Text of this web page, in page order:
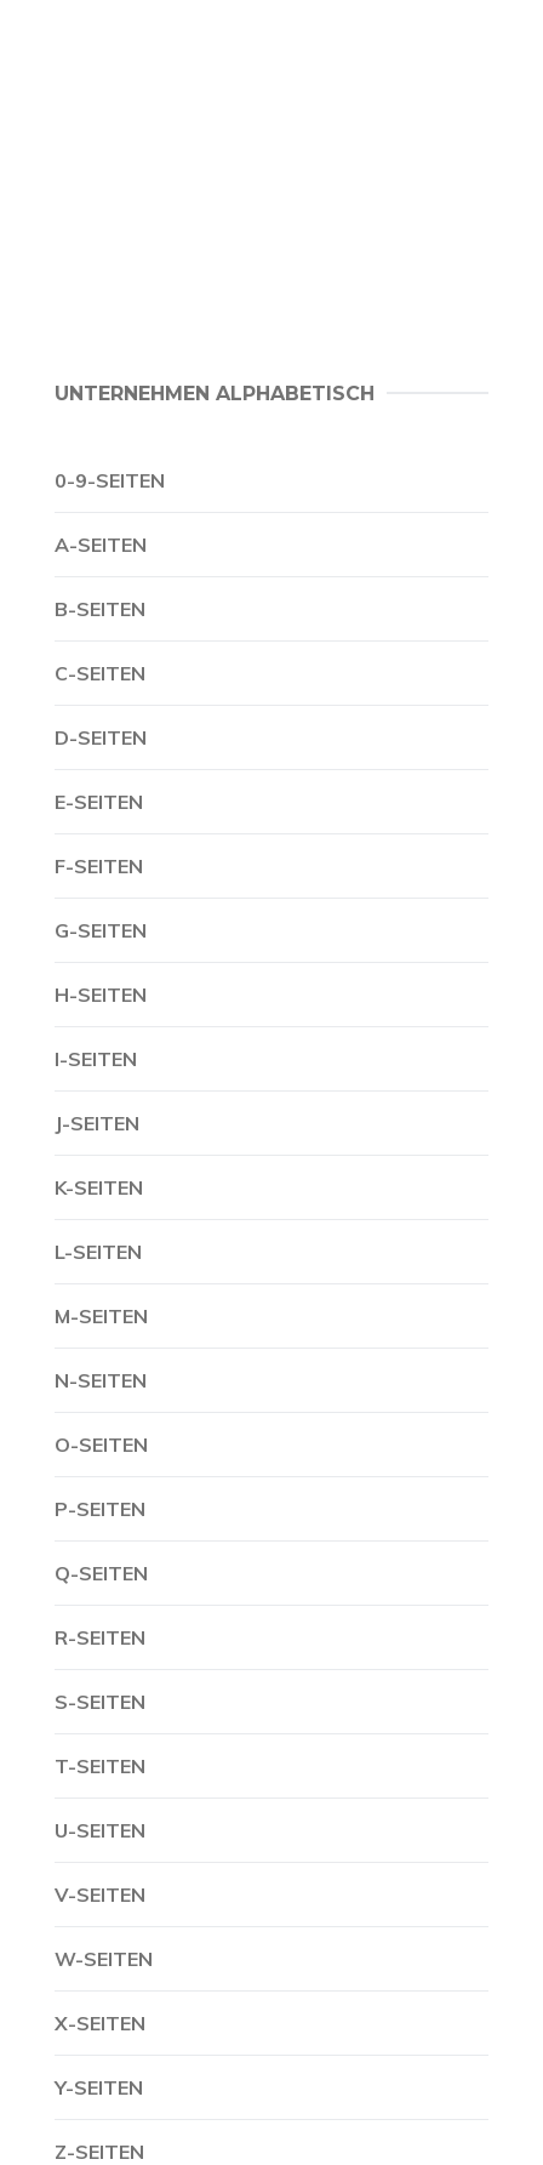
UNTERNEHMEN ALPHABETISCH
0-9-SEITEN
A-SEITEN
B-SEITEN
C-SEITEN
D-SEITEN
E-SEITEN
F-SEITEN
G-SEITEN
H-SEITEN
I-SEITEN
J-SEITEN
K-SEITEN
L-SEITEN
M-SEITEN
N-SEITEN
O-SEITEN
P-SEITEN
Q-SEITEN
R-SEITEN
S-SEITEN
T-SEITEN
U-SEITEN
V-SEITEN
W-SEITEN
X-SEITEN
Y-SEITEN
Z-SEITEN